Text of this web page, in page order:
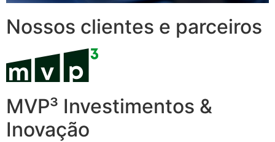
Nossos clientes e parceiros
MVP³ Investimentos &
Inovação